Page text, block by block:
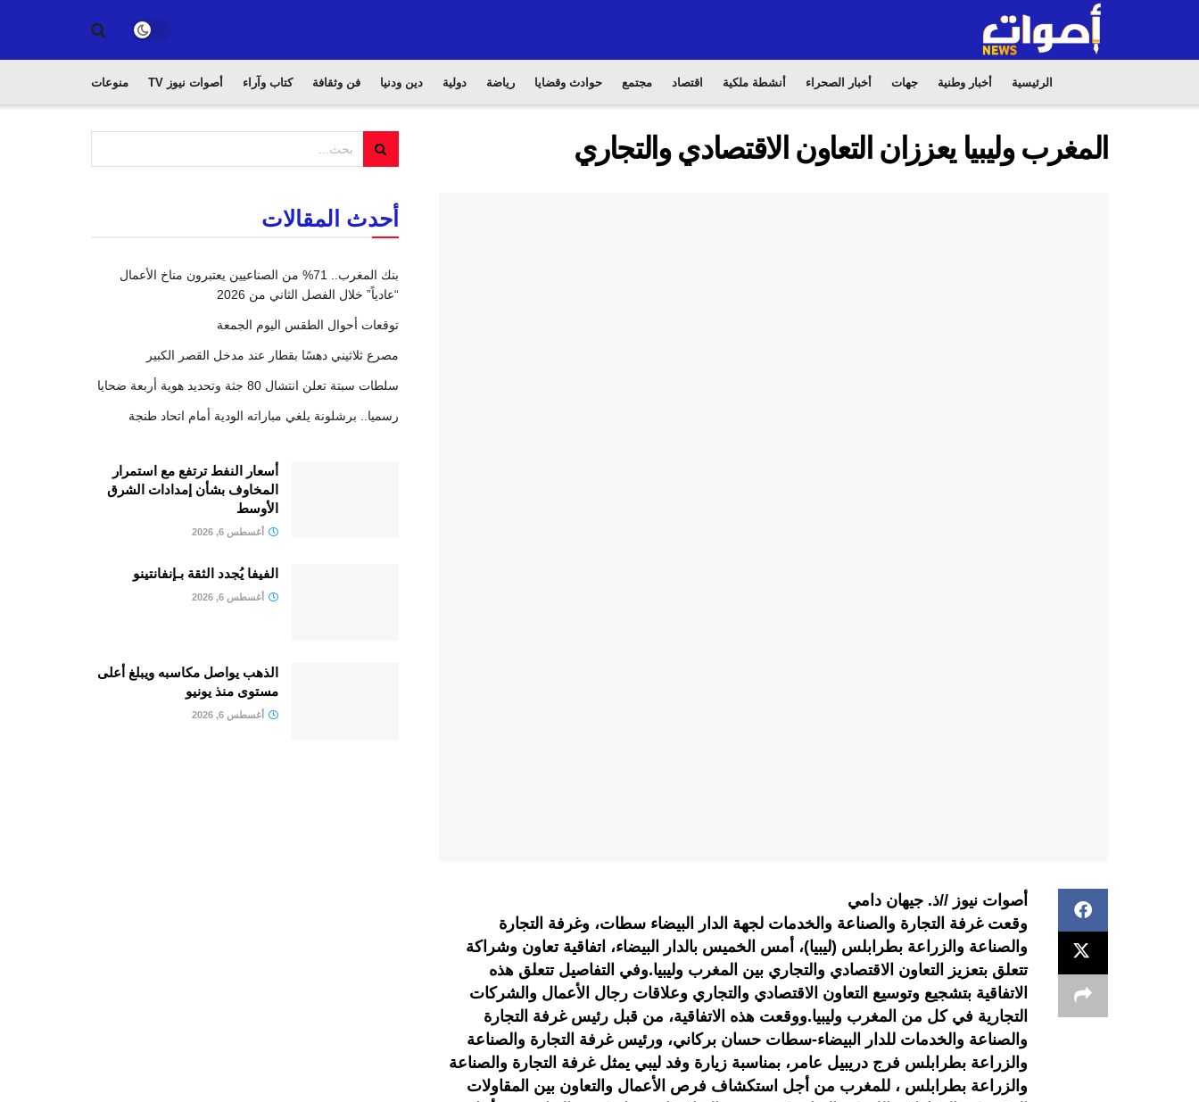
الرئيسية أخبار وطنية جهات أخبار الصحراء أنشطة ملكية اقتصاد مجتمع حوادث وقضايا رياضة دولية دين ودنيا فن وثقافة كتاب وآراء أصوات نيوز TV منوعات
المغرب وليبيا يعززان التعاون الاقتصادي والتجاري
أصوات نيوز //ذ. جيهان دامي
وقعت غرفة التجارة والصناعة والخدمات لجهة الدار البيضاء سطات، وغرفة التجارة
والصناعة والزراعة بطرابلس (ليبيا)، أمس الخميس بالدار البيضاء، اتفاقية تعاون وشراكة
تتعلق بتعزيز التعاون الاقتصادي والتجاري بين المغرب وليبيا.وفي التفاصيل تتعلق هذه
الاتفاقية بتشجيع وتوسيع التعاون الاقتصادي والتجاري وعلاقات رجال الأعمال والشركات
التجارية في كل من المغرب وليبيا.ووقعت هذه الاتفاقية، من قبل رئيس غرفة التجارة
والصناعة والخدمات للدار البيضاء-سطات حسان بركاني، ورئيس غرفة التجارة والصناعة
والزراعة بطرابلس فرج دريبيل عامر، بمناسبة زيارة وفد ليبي يمثل غرفة التجارة والصناعة
والزراعة بطرابلس ، للمغرب من أجل استكشاف فرص الأعمال والتعاون بين المقاولات
أحدث المقالات
بنك المغرب.. 71% من الصناعيين يعتبرون مناخ الأعمال
“عادياً” خلال الفصل الثاني من 2026
توقعات أحوال الطقس اليوم الجمعة
مصرع ثلاثيني دهسًا بقطار عند مدخل القصر الكبير
سلطات سبتة تعلن انتشال 80 جثة وتحديد هوية أربعة ضحايا
رسميا.. برشلونة يلغي مباراته الودية أمام اتحاد طنجة
أسعار النفط ترتفع مع استمرار
المخاوف بشأن إمدادات الشرق
الأوسط
أغسطس 6, 2026
الفيفا يُجدد الثقة بـإنفانتينو
أغسطس 6, 2026
الذهب يواصل مكاسبه ويبلغ أعلى
مستوى منذ يونيو
أغسطس 6, 2026